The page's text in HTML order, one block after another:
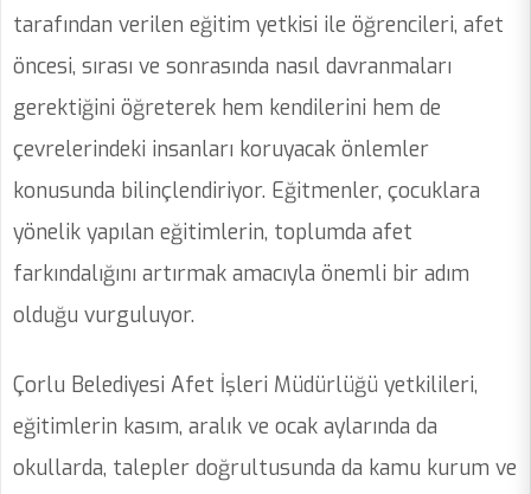
tarafından verilen eğitim yetkisi ile öğrencileri, afet
öncesi, sırası ve sonrasında nasıl davranmaları
gerektiğini öğreterek hem kendilerini hem de
çevrelerindeki insanları koruyacak önlemler
konusunda bilinçlendiriyor. Eğitmenler, çocuklara
yönelik yapılan eğitimlerin, toplumda afet
farkındalığını artırmak amacıyla önemli bir adım
olduğu vurguluyor.
Çorlu Belediyesi Afet İşleri Müdürlüğü yetkilileri,
eğitimlerin kasım, aralık ve ocak aylarında da
okullarda, talepler doğrultusunda da kamu kurum ve